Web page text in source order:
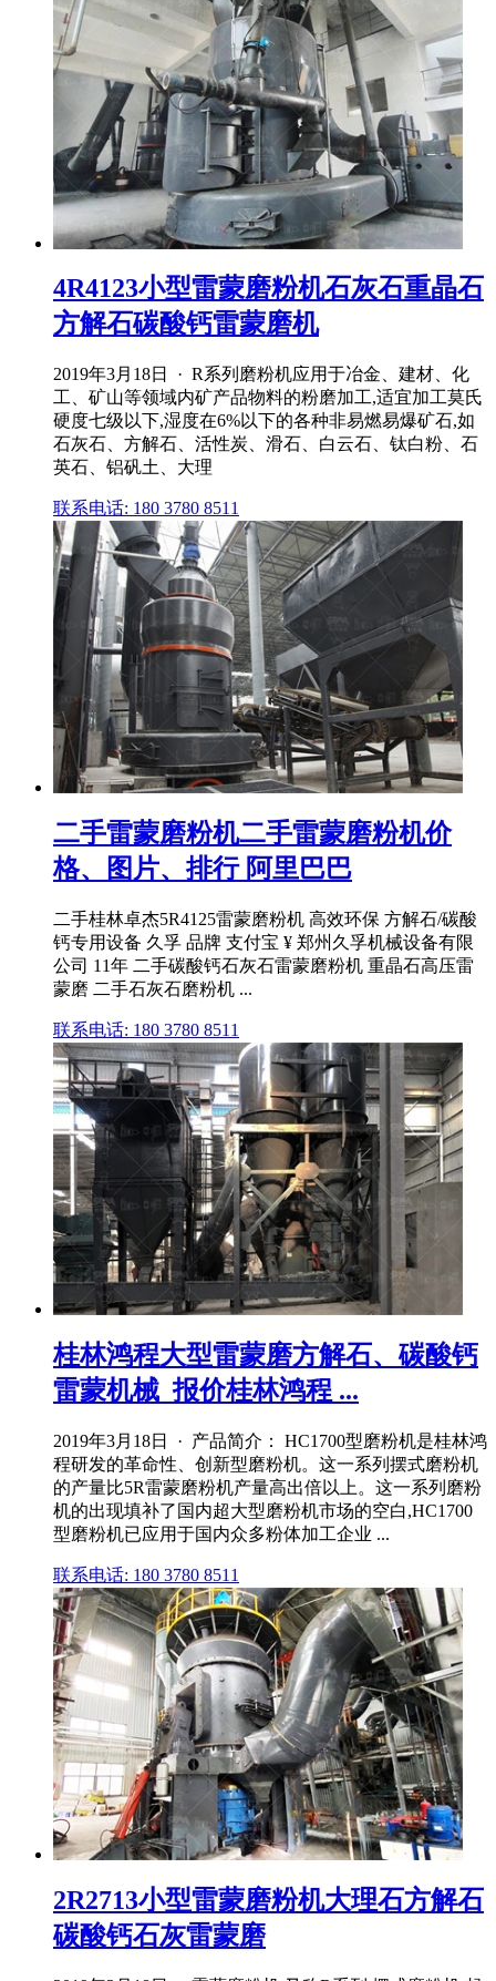
4R4123小型雷蒙磨粉机石灰石重晶石
方解石碳酸钙雷蒙磨机
2019年3月18日 · R系列磨粉机应用于冶金、建材、化
工、矿山等领域内矿产品物料的粉磨加工,适宜加工莫氏
硬度七级以下,湿度在6%以下的各种非易燃易爆矿石,如
石灰石、方解石、活性炭、滑石、白云石、钛白粉、石
英石、铝矾土、大理
联系电话: 180 3780 8511
二手雷蒙磨粉机二手雷蒙磨粉机价
格、图片、排行 阿里巴巴
二手桂林卓杰5R4125雷蒙磨粉机 高效环保 方解石/碳酸
钙专用设备 久孚 品牌 支付宝 ¥ 郑州久孚机械设备有限
公司 11年 二手碳酸钙石灰石雷蒙磨粉机 重晶石高压雷
蒙磨 二手石灰石磨粉机 ...
联系电话: 180 3780 8511
桂林鸿程大型雷蒙磨方解石、碳酸钙
雷蒙机械_报价桂林鸿程 ...
2019年3月18日 · 产品简介： HC1700型磨粉机是桂林鸿
程研发的革命性、创新型磨粉机。这一系列摆式磨粉机
的产量比5R雷蒙磨粉机产量高出倍以上。这一系列磨粉
机的出现填补了国内超大型磨粉机市场的空白,HC1700
型磨粉机已应用于国内众多粉体加工企业 ...
联系电话: 180 3780 8511
2R2713小型雷蒙磨粉机大理石方解石
碳酸钙石灰雷蒙磨